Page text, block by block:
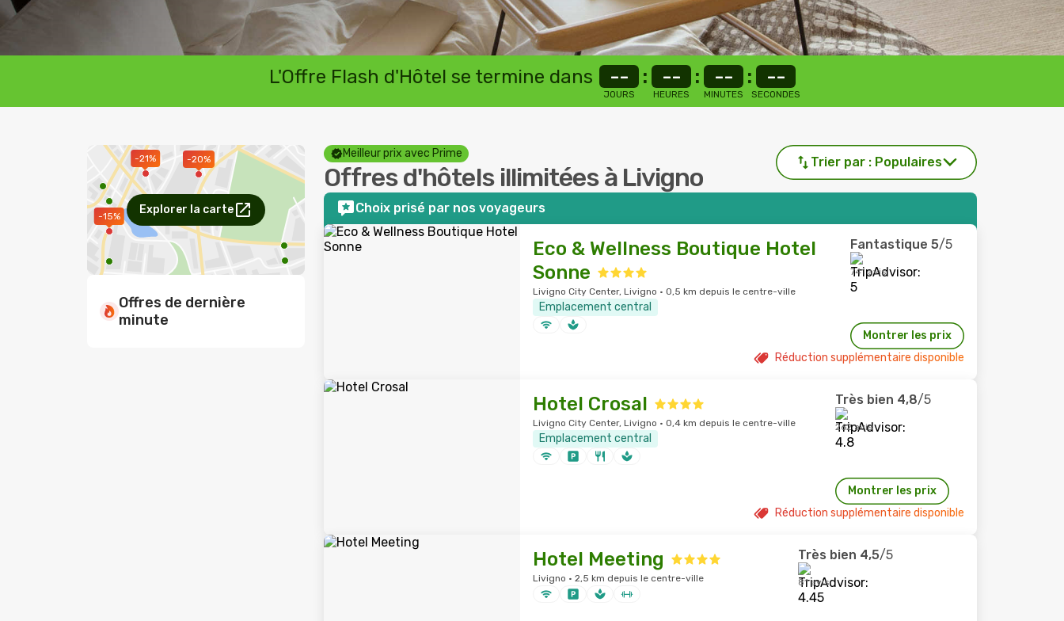
L'Offre Flash d'Hôtel se termine dans --
JOURS
: --
HEURES
: --
MINUTES
: --
SECONDES
-20%
-21%
-15%
Explorer la carte
Offres de dernière
minute
Meilleur prix avec Prime
Offres d'hôtels illimitées à Livigno
Trier par : Populaires
Choix prisé par nos voyageurs
Eco & Wellness Boutique Hotel
Sonne
Livigno City Center, Livigno · 0,5 km depuis le centre-ville
Emplacement central
Fantastique 5/5
741 avis
Montrer les prix
Réduction supplémentaire disponible
Hotel Crosal
Livigno City Center, Livigno · 0,4 km depuis le centre-ville
Emplacement central
Très bien 4,8/5
262 avis
Montrer les prix
Réduction supplémentaire disponible
Hotel Meeting
Livigno · 2,5 km depuis le centre-ville
Très bien 4,5/5
81 avis